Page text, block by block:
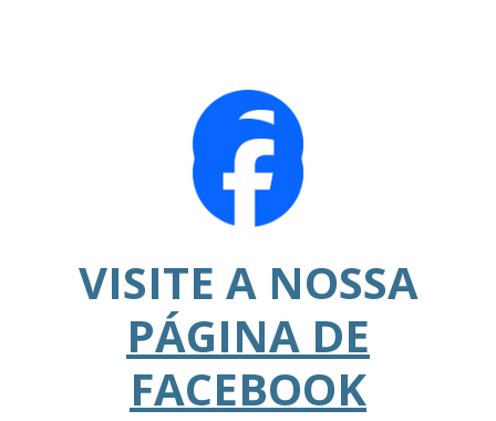
VISITE A NOSSA
PÁGINA DE
FACEBOOK